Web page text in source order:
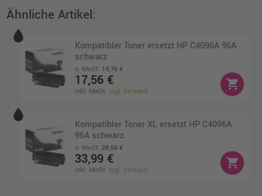
Ähnliche Artikel:
Kompatibler Toner ersetzt HP C4096A 96A
schwarz
o. MwSt. 14,76 €
17,56 €
inkl. MwSt.zzgl. Versand
shopping_cart
Kompatibler Toner XL ersetzt HP C4096A
96A schwarz
o. MwSt. 28,56 €
33,99 €
inkl. MwSt.zzgl. Versand
shopping_cart